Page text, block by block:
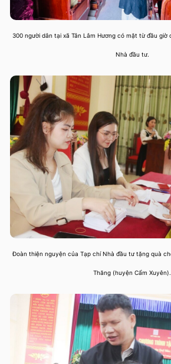
300 người dân tại xã Tân Lâm Hương có mặt từ đầu giờ
Nhà đầu tư.
Đoàn thiện nguyện của Tạp chí Nhà đầu tư tặng quà
Thăng (huyện Cẩm Xuyên).